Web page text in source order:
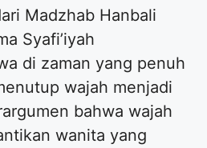
Madzhab Hanbali
Syafi’iyah
di zaman yang penuh
wajah menjadi
bahwa wajah
wanita yang